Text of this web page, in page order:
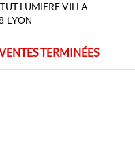
LUMIERE VILLA
LYON
TERMINÉES